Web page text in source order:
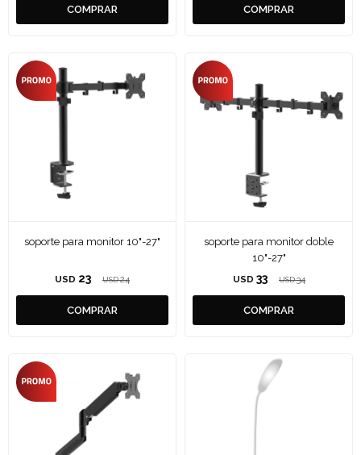
soporte para monitor 10"-27"
USD 23 USD 24
soporte para monitor doble
10"-27"
USD 33 USD 34